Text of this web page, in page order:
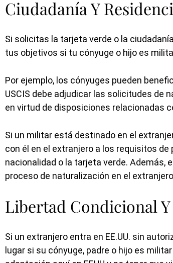
Ciudadanía Y
Si solicitas la tarjeta verde o la ciudadanía
tus objetivos si tu cónyuge o hijo es
Por ejemplo, los cónyuges pueden
USCIS debe adjudicar las solicitudes de
en virtud de disposiciones relacionadas
Si un militar está destinado en el
con él en el extranjero a los requisitos
nacionalidad o la tarjeta verde. Además,
proceso de naturalización en el
Libertad Condicional
Si un extranjero entra en EE.UU. sin
lugar si su cónyuge, padre o hijo es